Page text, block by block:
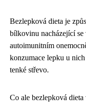
Bezlepková dieta je
bílkovinu nacházející
autoimunitním
konzumace lepku u
tenké střevo.
Co ale bezlepková dieta